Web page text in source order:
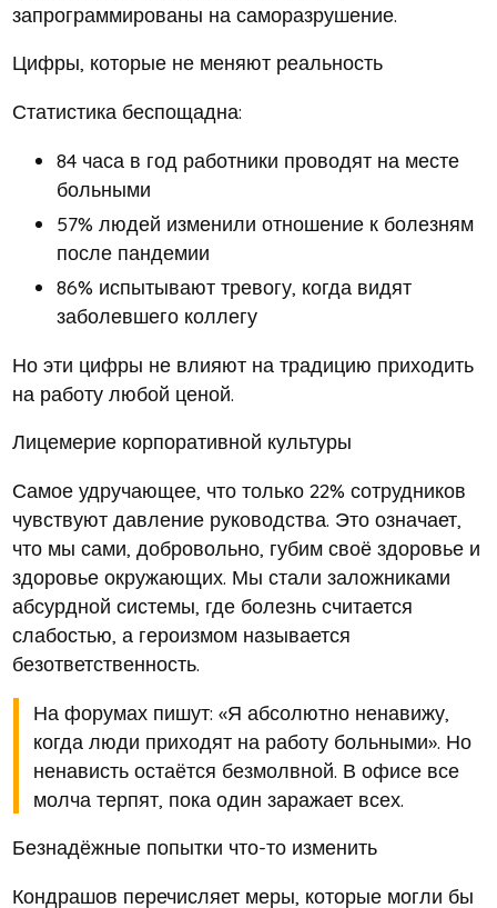
запрограммированы на саморазрушение.
Цифры, которые не меняют реальность
Статистика беспощадна:
84 часа в год работники проводят на месте
больными
57% людей изменили отношение к болезням
после пандемии
86% испытывают тревогу, когда видят
заболевшего коллегу
Но эти цифры не влияют на традицию приходить
на работу любой ценой.
Лицемерие корпоративной культуры
Самое удручающее, что только 22% сотрудников
чувствуют давление руководства. Это означает,
что мы сами, добровольно, губим своё здоровье и
здоровье окружающих. Мы стали заложниками
абсурдной системы, где болезнь считается
слабостью, а героизмом называется
безответственность.
На форумах пишут: «Я абсолютно ненавижу,
когда люди приходят на работу больными». Но
ненависть остаётся безмолвной. В офисе все
молча терпят, пока один заражает всех.
Безнадёжные попытки что-то изменить
Кондрашов перечисляет меры, которые могли бы